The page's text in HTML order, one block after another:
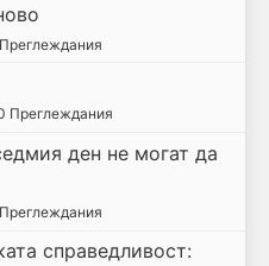
Преглеждания
ден не могат да
справедливост: